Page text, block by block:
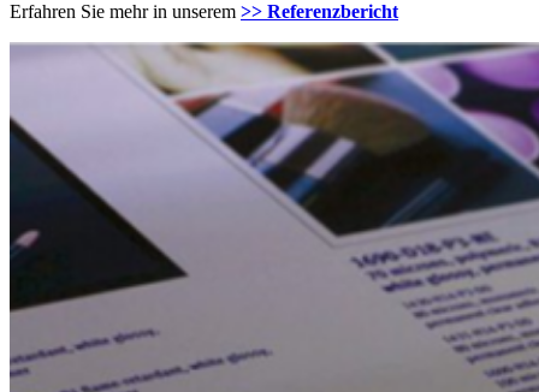
Erfahren Sie mehr in unserem >> Referenzbericht